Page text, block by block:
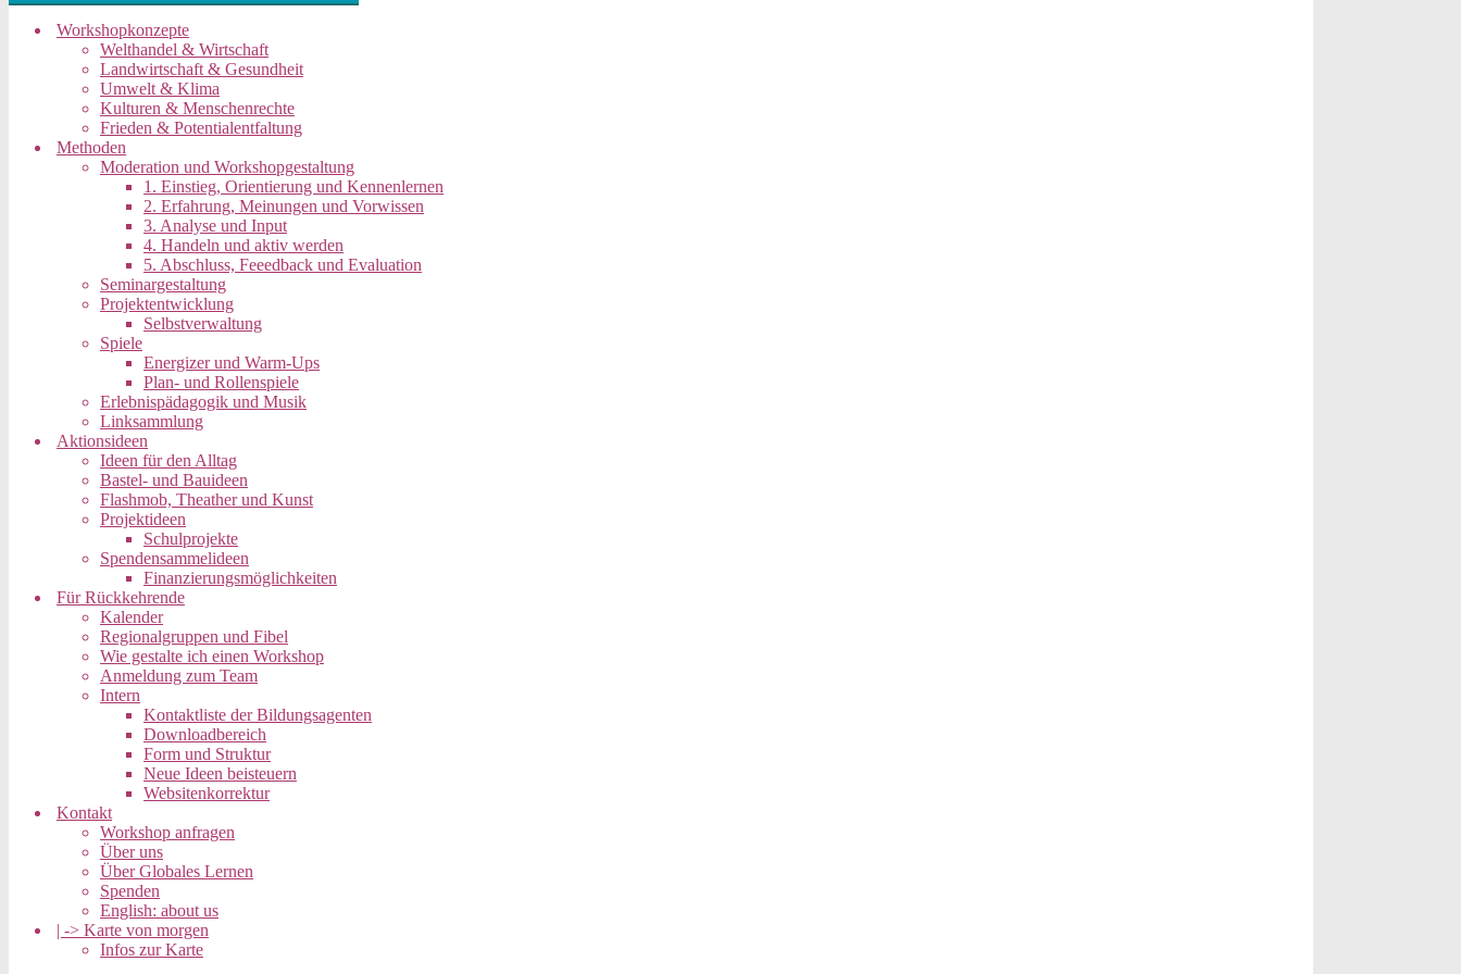
Workshopkonzepte
Welthandel & Wirtschaft
Landwirtschaft & Gesundheit
Umwelt & Klima
Kulturen & Menschenrechte
Frieden & Potentialentfaltung
Methoden
Moderation und Workshopgestaltung
1. Einstieg, Orientierung und Kennenlernen
2. Erfahrung, Meinungen und Vorwissen
3. Analyse und Input
4. Handeln und aktiv werden
5. Abschluss, Feeedback und Evaluation
Seminargestaltung
Projektentwicklung
Selbstverwaltung
Spiele
Energizer und Warm-Ups
Plan- und Rollenspiele
Erlebnispädagogik und Musik
Linksammlung
Aktionsideen
Ideen für den Alltag
Bastel- und Bauideen
Flashmob, Theather und Kunst
Projektideen
Schulprojekte
Spendensammelideen
Finanzierungsmöglichkeiten
Für Rückkehrende
Kalender
Regionalgruppen und Fibel
Wie gestalte ich einen Workshop
Anmeldung zum Team
Intern
Kontaktliste der Bildungsagenten
Downloadbereich
Form und Struktur
Neue Ideen beisteuern
Websitenkorrektur
Kontakt
Workshop anfragen
Über uns
Über Globales Lernen
Spenden
English: about us
| -> Karte von morgen
Infos zur Karte